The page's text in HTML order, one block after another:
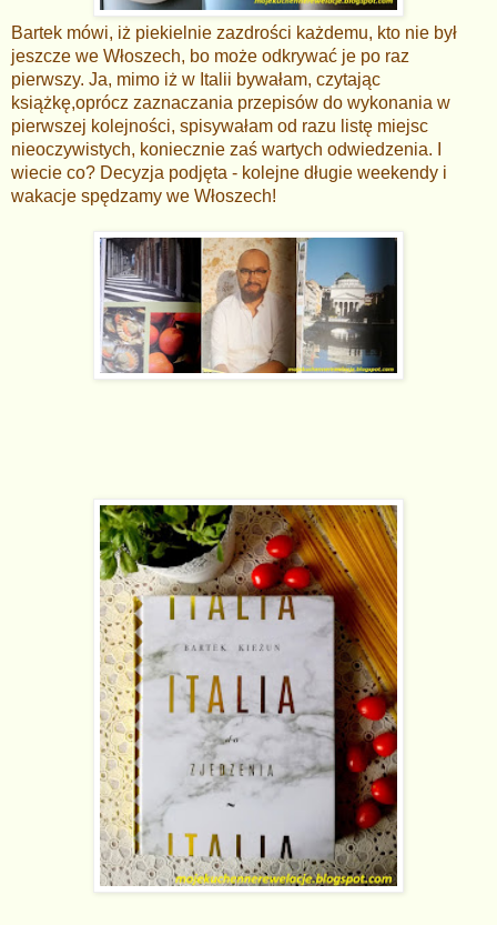
Bartek mówi, iż piekielnie zazdrości każdemu, kto nie był
jeszcze we Włoszech, bo może odkrywać je po raz
pierwszy. Ja, mimo iż w Italii bywałam, czytając
książkę,oprócz zaznaczania przepisów do wykonania w
pierwszej kolejności, spisywałam od razu listę miejsc
nieoczywistych, koniecznie zaś wartych odwiedzenia. I
wiecie co? Decyzja podjęta - kolejne długie weekendy i
wakacje spędzamy we Włoszech!